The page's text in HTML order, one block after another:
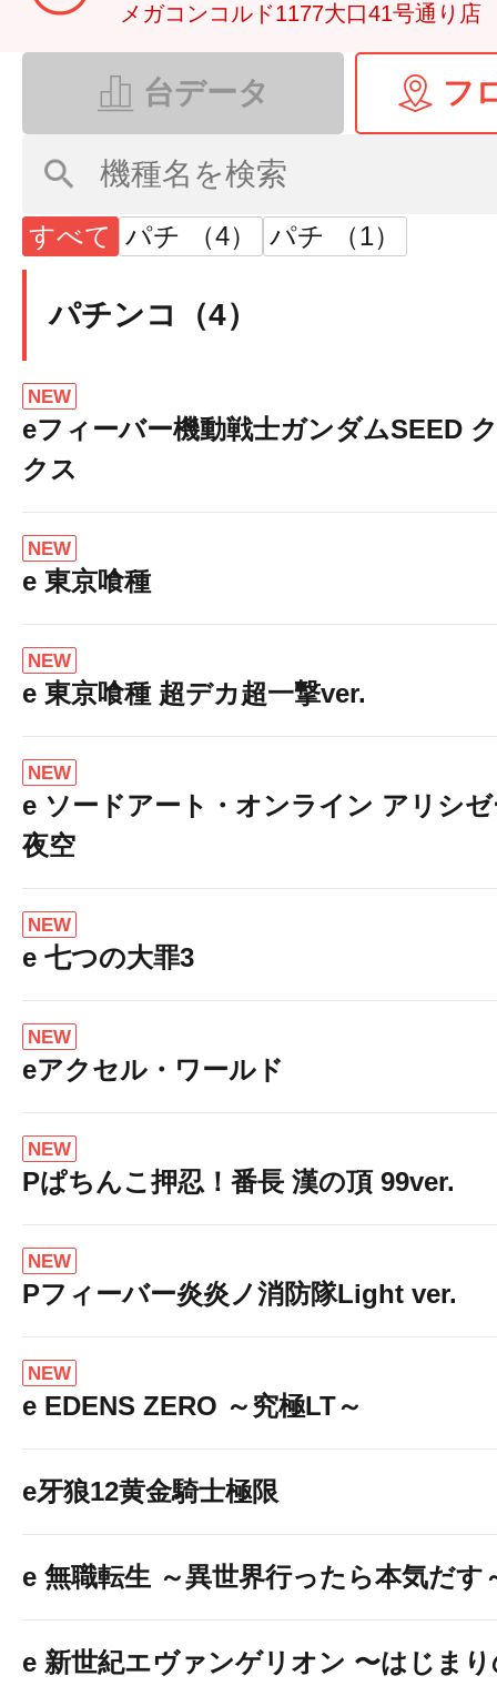
メガコンコルド1177大口41号通り店
台データ フ
すべて パチ （4） パチ （1）
パチンコ（4）
NEW
eフィーバー機動戦士ガンダムSEED
クス
NEW
e 東京喰種
NEW
e 東京喰種 超デカ超一撃ver.
NEW
e ソードアート・オンライン アリシ
夜空
NEW
e 七つの大罪3
NEW
eアクセル・ワールド
NEW
Pぱちんこ押忍！番長 漢の頂 99ver.
NEW
Pフィーバー炎炎ノ消防隊Light ver.
NEW
e EDENS ZERO ～究極LT～
e牙狼12黄金騎士極限
e 無職転生 ～異世界行ったら本気だす
e 新世紀エヴァンゲリオン 〜はじま